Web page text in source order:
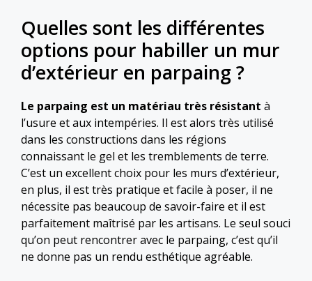
Quelles sont les différentes
options pour habiller un mur
d’extérieur en parpaing ?
Le parpaing est un matériau très résistant à
l’usure et aux intempéries. Il est alors très utilisé
dans les constructions dans les régions
connaissant le gel et les tremblements de terre.
C’est un excellent choix pour les murs d’extérieur,
en plus, il est très pratique et facile à poser, il ne
nécessite pas beaucoup de savoir-faire et il est
parfaitement maîtrisé par les artisans. Le seul souci
qu’on peut rencontrer avec le parpaing, c’est qu’il
ne donne pas un rendu esthétique agréable.